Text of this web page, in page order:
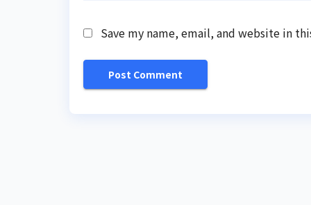
Save my name, email, and website in